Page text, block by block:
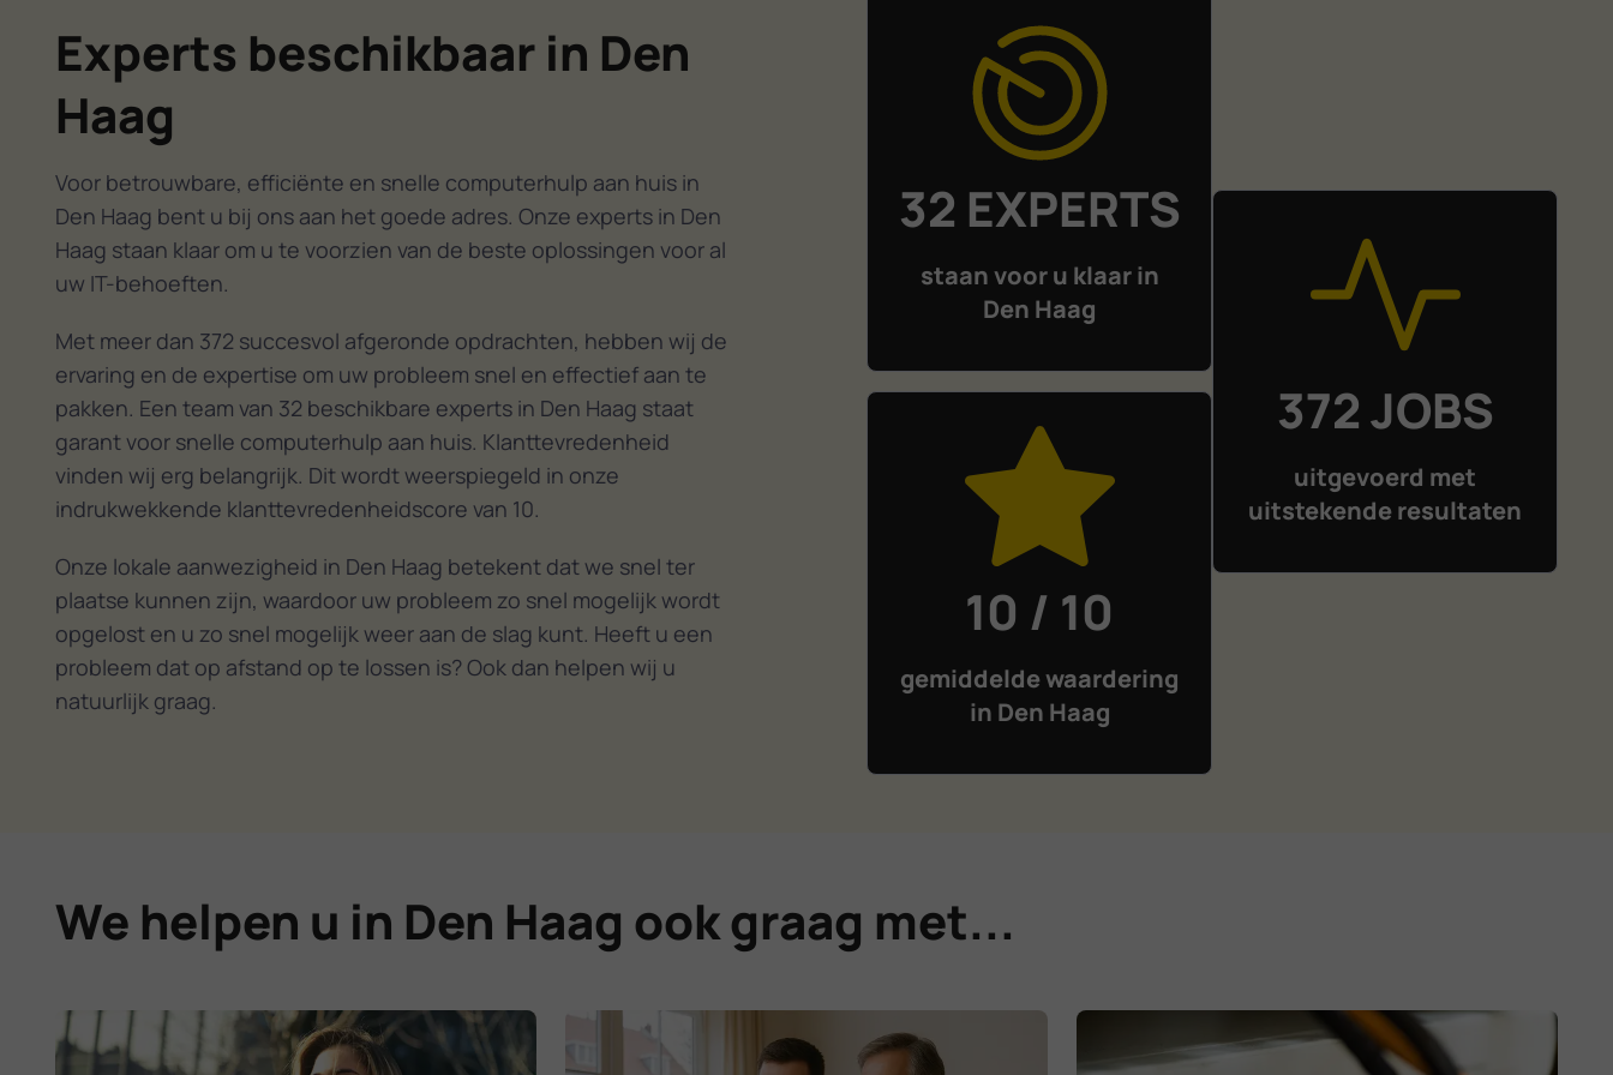
Experts beschikbaar in Den
Haag
Voor betrouwbare, efficiënte en snelle computerhulp aan huis in
Den Haag bent u bij ons aan het goede adres. Onze experts in Den
Haag staan klaar om u te voorzien van de beste oplossingen voor al
uw IT-behoeften.
Met meer dan 372 succesvol afgeronde opdrachten, hebben wij de
ervaring en de expertise om uw probleem snel en effectief aan te
pakken. Een team van 32 beschikbare experts in Den Haag staat
garant voor snelle computerhulp aan huis. Klanttevredenheid
vinden wij erg belangrijk. Dit wordt weerspiegeld in onze
indrukwekkende klanttevredenheidscore van 10.
Onze lokale aanwezigheid in Den Haag betekent dat we snel ter
plaatse kunnen zijn, waardoor uw probleem zo snel mogelijk wordt
opgelost en u zo snel mogelijk weer aan de slag kunt. Heeft u een
probleem dat op afstand op te lossen is? Ook dan helpen wij u
natuurlijk graag.
32 EXPERTS
staan voor u klaar in
Den Haag
10 / 10
gemiddelde waardering
in Den Haag
372 JOBS
uitgevoerd met
uitstekende resultaten
We helpen u in Den Haag ook graag met...